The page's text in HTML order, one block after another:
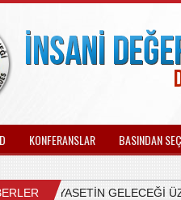
KONFERANSLAR BASINDAN
SİYASETİN GELECEĞİ